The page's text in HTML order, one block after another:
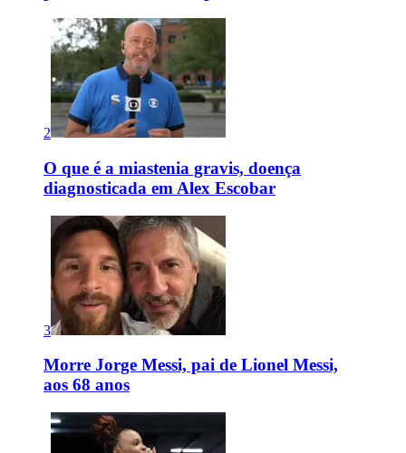
2
O que é a miastenia gravis, doença
diagnosticada em Alex Escobar
3
Morre Jorge Messi, pai de Lionel Messi,
aos 68 anos